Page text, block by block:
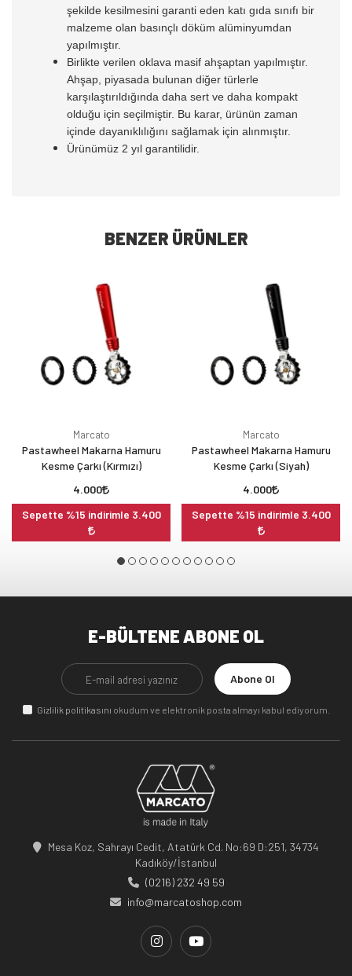
şekilde kesilmesini garanti eden katı gıda sınıfı bir
malzeme olan basınçlı döküm alüminyumdan
yapılmıştır.
Birlikte verilen oklava masif ahşaptan yapılmıştır.
Ahşap, piyasada bulunan diğer türlerle
karşılaştırıldığında daha sert ve daha kompakt
olduğu için seçilmiştir. Bu karar, ürünün zaman
içinde dayanıklılığını sağlamak için alınmıştır.
Ürünümüz 2 yıl garantilidir.
BENZER ÜRÜNLER
Marcato
Pastawheel Makarna Hamuru
Kesme Çarkı (Kırmızı)
4.000
Sepette %15 indirimle 3.400
Marcato
Pastawheel Makarna Hamuru
Kesme Çarkı (Siyah)
4.000
Sepette %15 indirimle 3.400
E-BÜLTENE ABONE OL
Abone Ol
Gizlilik politikasını okudum ve elektronik posta almayı kabul ediyorum.
Mesa Koz, Sahrayı Cedit, Atatürk Cd. No:69 D:251, 34734
Kadıköy/İstanbul
(0216) 232 49 59
info@marcatoshop.com